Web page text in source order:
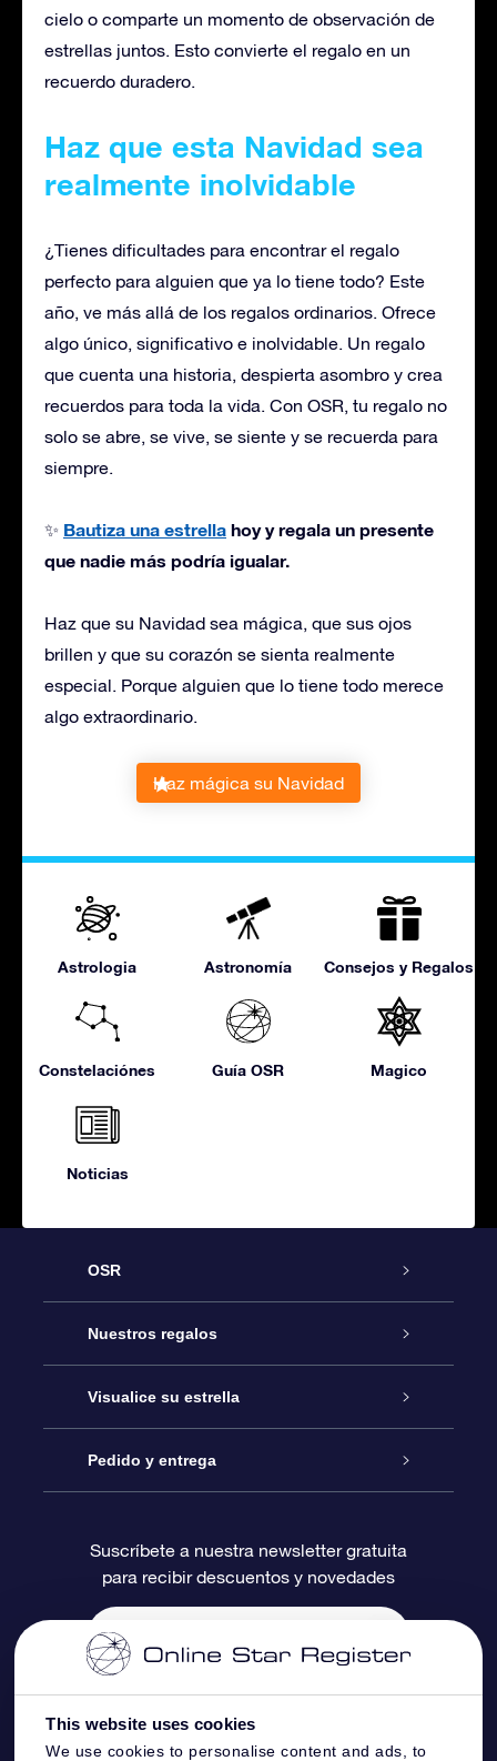
This website uses cookies
We use cookies to personalise content and ads, to
cielo o comparte un momento de observación de
estrellas juntos. Esto convierte el regalo en un
recuerdo duradero.
Haz que esta Navidad sea
realmente inolvidable
¿Tienes dificultades para encontrar el regalo
perfecto para alguien que ya lo tiene todo? Este
año, ve más allá de los regalos ordinarios. Ofrece
algo único, significativo e inolvidable. Un regalo
que cuenta una historia, despierta asombro y crea
recuerdos para toda la vida. Con OSR, tu regalo no
solo se abre, se vive, se siente y se recuerda para
siempre.
✨ Bautiza una estrella hoy y regala un presente
que nadie más podría igualar.
Haz que su Navidad sea mágica, que sus ojos
brillen y que su corazón se sienta realmente
especial. Porque alguien que lo tiene todo merece
algo extraordinario.
Haz mágica su Navidad
Astrologia Astronomía Consejos y Regalos
Constelaciónes Guía OSR Magico
Noticias
OSR
Atención
Contáctanos
Blog
Reseñas
Nuestros regalos
Regalo Estrella Online
Paquete de Regalo OSR
Tarjeta de Regalo OSR
Regalos empresariales
Visualice su estrella
Registro estelar
Página de Estrella Personalizada
Un Millón de Estrellas
Pedido y entrega
Información de Pago
Información de Envío
Suscríbete a nuestra newsletter gratuita
para recibir descuentos y novedades